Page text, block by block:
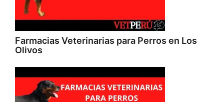
Farmacias Veterinarias para Perros en Los
Olivos